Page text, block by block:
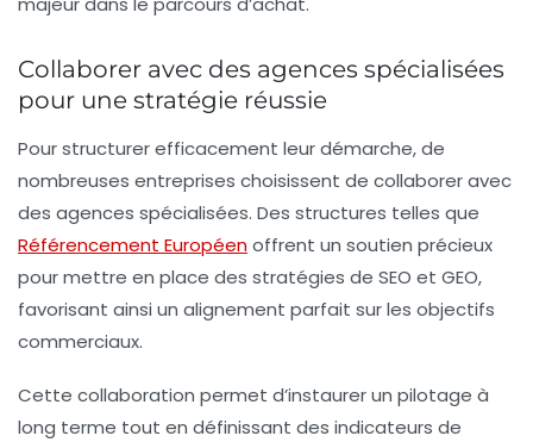
Collaborer avec des agences spécialisées
pour une stratégie réussie
Pour structurer efficacement leur démarche, de
nombreuses entreprises choisissent de collaborer avec
des agences spécialisées. Des structures telles que
Référencement Européenoffrent un soutien précieux
pour mettre en place des stratégies de SEO et GEO,
favorisant ainsi un alignement parfait sur les objectifs
commerciaux.
Cette collaboration permet d’instaurer un pilotage à
long terme tout en définissant des indicateurs de